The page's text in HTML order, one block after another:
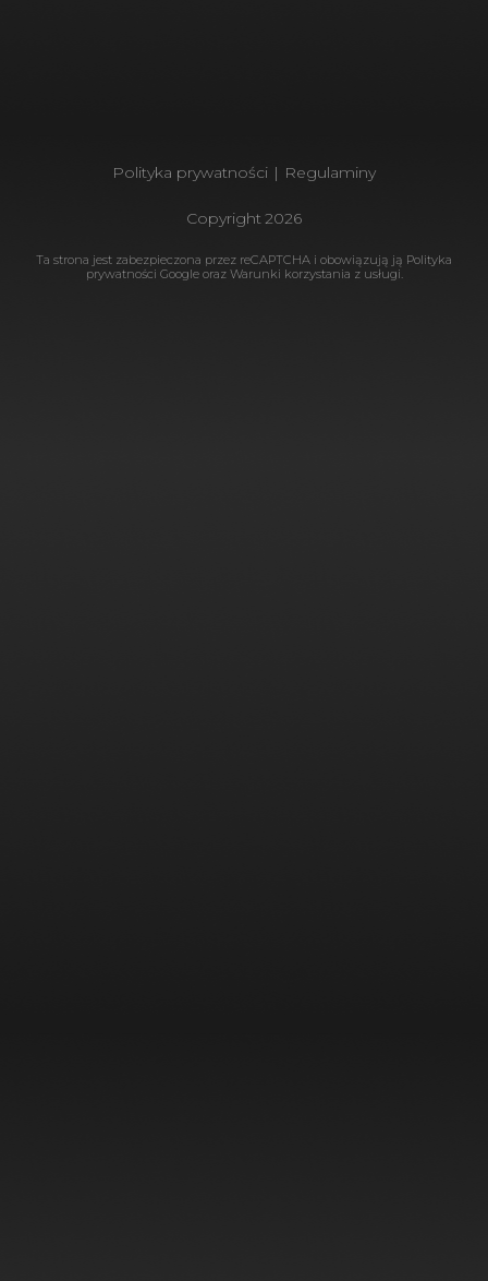
Polityka prywatności | Regulaminy
Copyright2026
Ta strona jest zabezpieczona przez reCAPTCHA i obowiązują ją Polityka
prywatności Googleoraz Warunki korzystania z usługi.